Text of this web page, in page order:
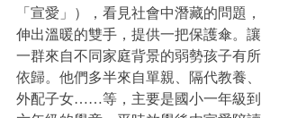
「宣愛」），看見社會中潛藏的問題，
伸出溫暖的雙手，提供一把保護傘。讓
一群來自不同家庭背景的弱勢孩子有所
依歸。他們多半來自單親、隔代教養、
外配子女……等，主要是國小一年級到